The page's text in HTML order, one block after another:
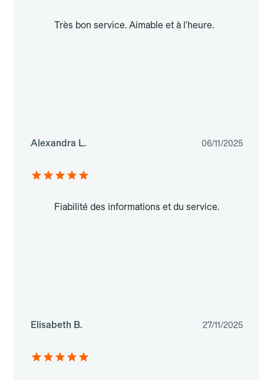
Très bon service. Aimable et à l'heure.
Alexandra L. 06/11/2025
Fiabilité des informations et du service.
Elisabeth B. 27/11/2025